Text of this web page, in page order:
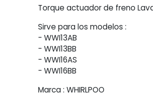
Wwi13
Wwi16
cantidad
Torque actuador de freno
Sirve para los modelos :
- WWI13AB
- WWI13BB
- WWI16AS
- WWI16BB
Marca : WHIRLPOO